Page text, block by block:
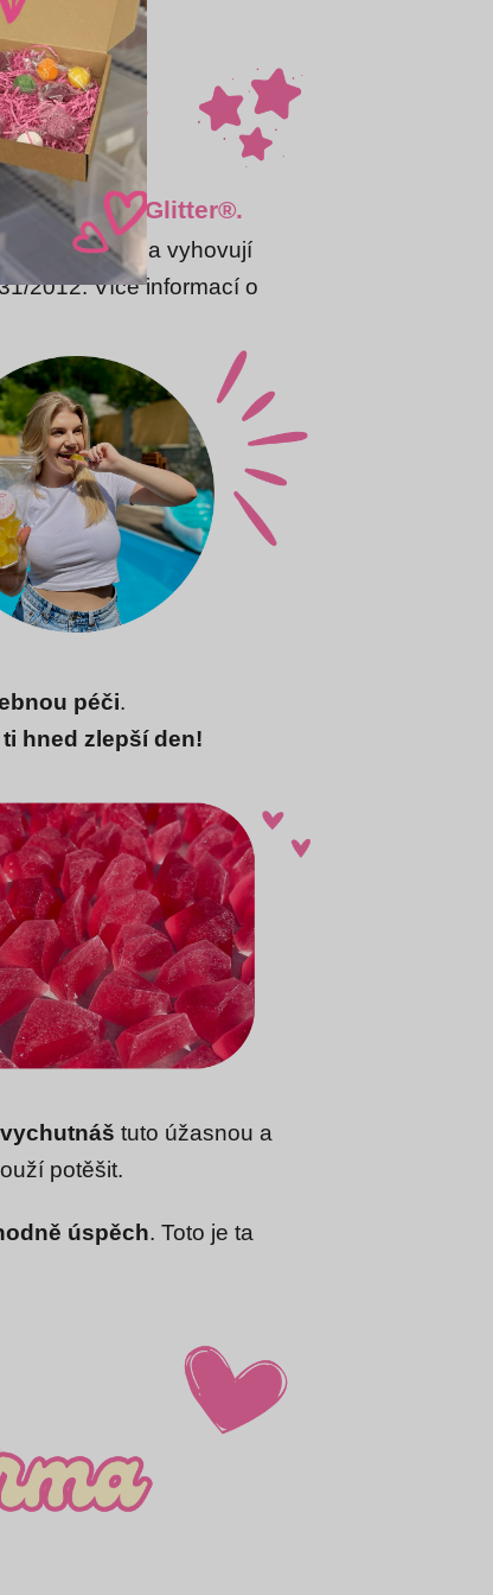
Brew Glitter®.
(minerál) a vyhovují
2012. Více informací o
péči.
hned zlepší den!
vychutnáš tuto úžasnou a
potěšit.
úspěch. Toto je ta